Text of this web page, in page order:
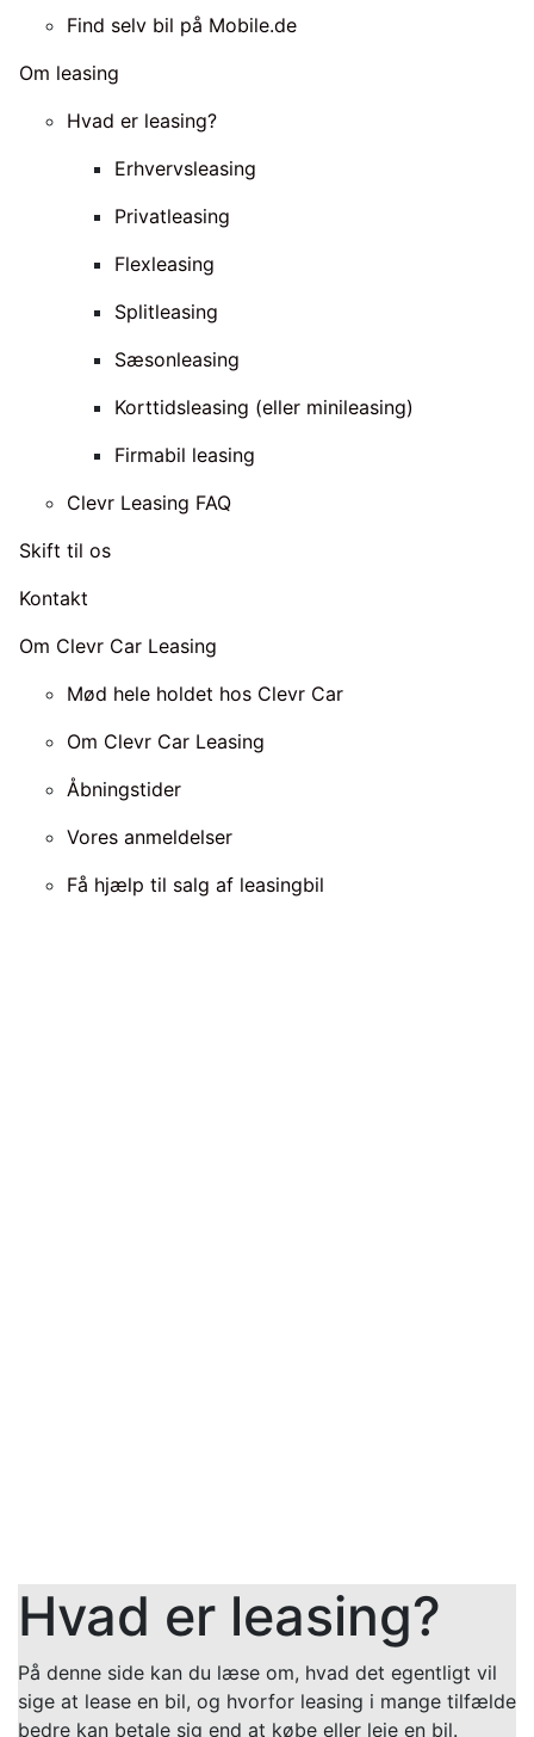
Find selv bil på Mobile.de
Om leasing
Hvad er leasing?
Erhvervsleasing
Privatleasing
Flexleasing
Splitleasing
Sæsonleasing
Korttidsleasing (eller minileasing)
Firmabil leasing
Clevr Leasing FAQ
Skift til os
Kontakt
Om Clevr Car Leasing
Mød hele holdet hos Clevr Car
Om Clevr Car Leasing
Åbningstider
Vores anmeldelser
Få hjælp til salg af leasingbil
Hvad er leasing?
På denne side kan du læse om, hvad det egentligt vil
sige at lease en bil, og hvorfor leasing i mange tilfælde
bedre kan betale sig end at købe eller leje en bil.